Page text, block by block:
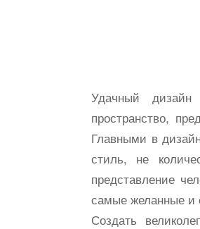
Удачный дизайн
пространство,
Главными в
стиль, не
представление
самые желанные и
Создать